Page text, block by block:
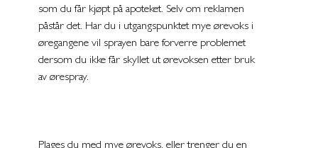
som du får kjøpt på apoteket. Selv om reklamen
påstår det. Har du i utgangspunktet mye ørevoks i
øregangene vil sprayen bare forverre problemet
dersom du ikke får skyllet ut ørevoksen etter bruk
av ørespray.